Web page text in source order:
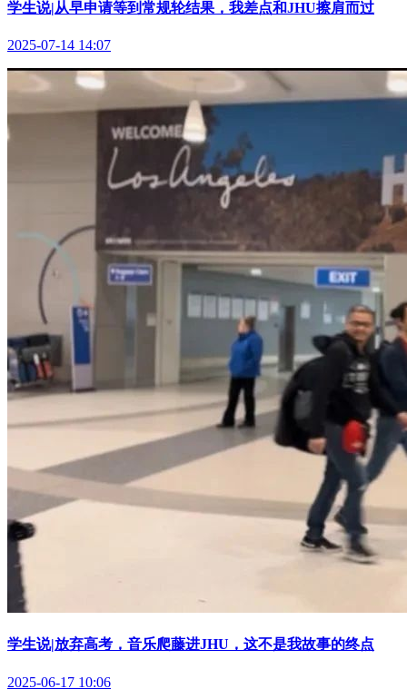
学生说|从早申请等到常规轮结果，我差点和JHU擦肩而过
2025-07-14 14:07
学生说|放弃高考，音乐爬藤进JHU，这不是我故事的终点
2025-06-17 10:06